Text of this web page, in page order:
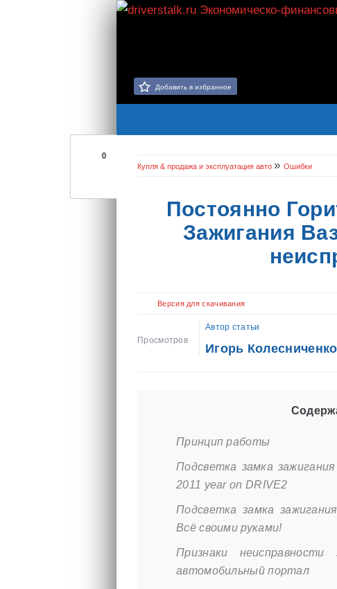
Добавить в избранное
0
Купля & продажа и эксплуатация авто » Ошибки
Постоянно
Зажигания
Версия для скачивания
Просмотров
Автор статьи
Игорь
Принцип работы
Подсветка замка
2011 year on DRIVE2
Подсветка замка
Всё своими руками!
Признаки
автомобильный портал